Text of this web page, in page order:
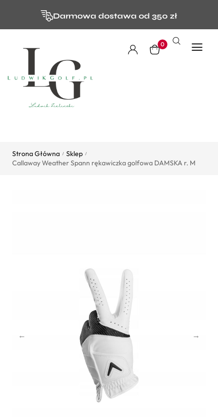
Darmowa dostawa od 350 zł
0
Strona Główna / Sklep /
Callaway Weather Spann rękawiczka golfowa DAMSKA r. M